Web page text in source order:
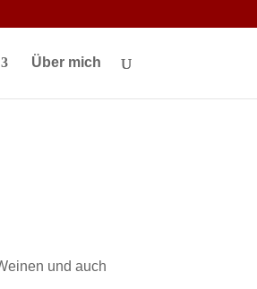
if (newWindow) {
Über mich
und auch